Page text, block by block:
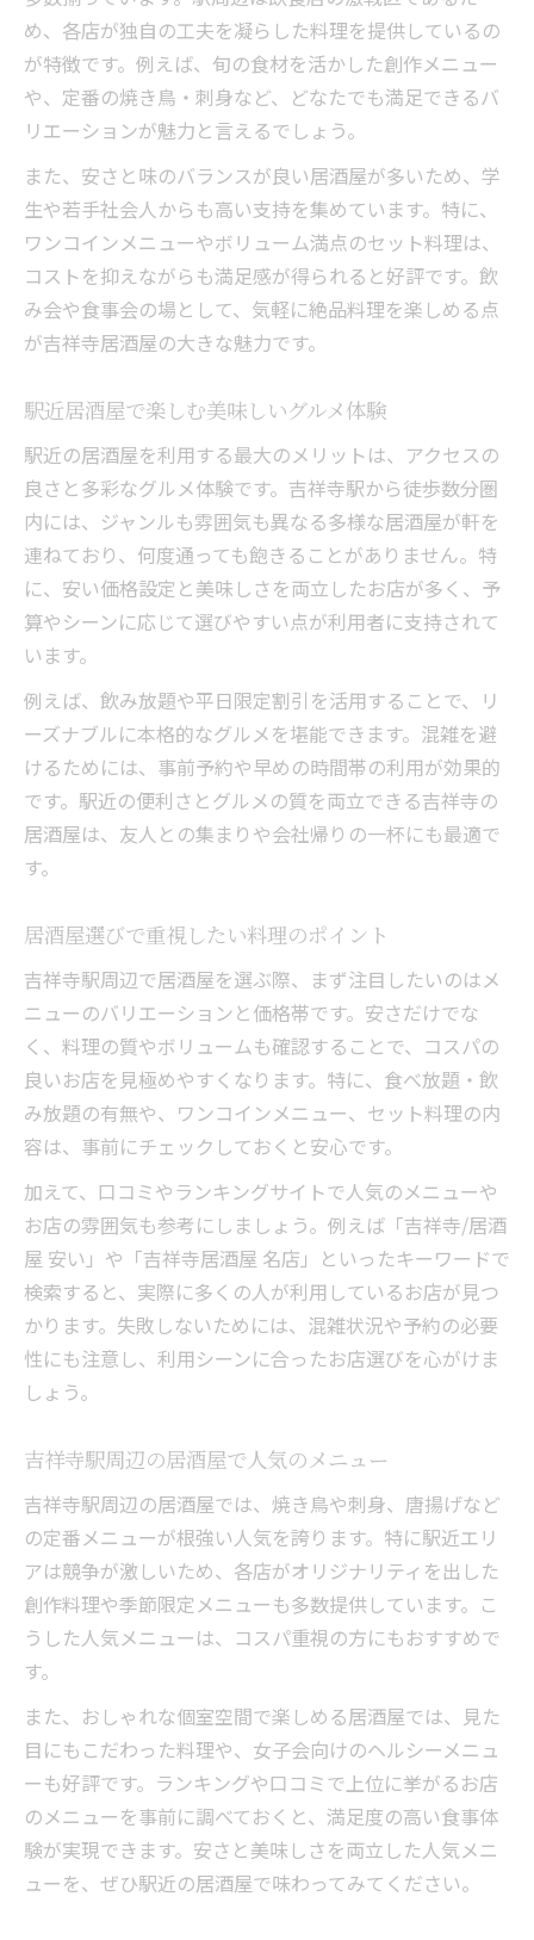
め、各店が独自の工夫を凝らした料理を提供しているの
が特徴です。例えば、旬の食材を活かした創作メニュー
や、定番の焼き鳥・刺身など、どなたでも満足できるバ
リエーションが魅力と言えるでしょう。
また、安さと味のバランスが良い居酒屋が多いため、学
生や若手社会人からも高い支持を集めています。特に、
ワンコインメニューやボリューム満点のセット料理は、
コストを抑えながらも満足感が得られると好評です。飲
み会や食事会の場として、気軽に絶品料理を楽しめる点
が吉祥寺居酒屋の大きな魅力です。
駅近居酒屋で楽しむ美味しいグルメ体験
駅近の居酒屋を利用する最大のメリットは、アクセスの
良さと多彩なグルメ体験です。吉祥寺駅から徒歩数分圏
内には、ジャンルも雰囲気も異なる多様な居酒屋が軒を
連ねており、何度通っても飽きることがありません。特
に、安い価格設定と美味しさを両立したお店が多く、予
算やシーンに応じて選びやすい点が利用者に支持されて
います。
例えば、飲み放題や平日限定割引を活用することで、リ
ーズナブルに本格的なグルメを堪能できます。混雑を避
けるためには、事前予約や早めの時間帯の利用が効果的
です。駅近の便利さとグルメの質を両立できる吉祥寺の
居酒屋は、友人との集まりや会社帰りの一杯にも最適で
す。
居酒屋選びで重視したい料理のポイント
吉祥寺駅周辺で居酒屋を選ぶ際、まず注目したいのはメ
ニューのバリエーションと価格帯です。安さだけでな
く、料理の質やボリュームも確認することで、コスパの
良いお店を見極めやすくなります。特に、食べ放題・飲
み放題の有無や、ワンコインメニュー、セット料理の内
容は、事前にチェックしておくと安心です。
加えて、口コミやランキングサイトで人気のメニューや
お店の雰囲気も参考にしましょう。例えば「吉祥寺/居酒
屋 安い」や「吉祥寺居酒屋 名店」といったキーワードで
検索すると、実際に多くの人が利用しているお店が見つ
かります。失敗しないためには、混雑状況や予約の必要
性にも注意し、利用シーンに合ったお店選びを心がけま
しょう。
吉祥寺駅周辺の居酒屋で人気のメニュー
吉祥寺駅周辺の居酒屋では、焼き鳥や刺身、唐揚げなど
の定番メニューが根強い人気を誇ります。特に駅近エリ
アは競争が激しいため、各店がオリジナリティを出した
創作料理や季節限定メニューも多数提供しています。こ
うした人気メニューは、コスパ重視の方にもおすすめで
す。
また、おしゃれな個室空間で楽しめる居酒屋では、見た
目にもこだわった料理や、女子会向けのヘルシーメニュ
ーも好評です。ランキングや口コミで上位に挙がるお店
のメニューを事前に調べておくと、満足度の高い食事体
験が実現できます。安さと美味しさを両立した人気メニ
ューを、ぜひ駅近の居酒屋で味わってみてください。